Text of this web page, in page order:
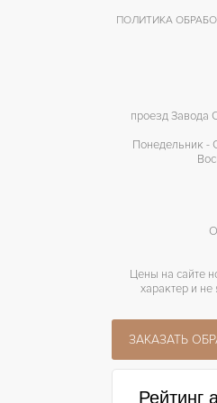
ПОЛИТИКА
проезд Завода
Понедельник -
Цены на сайте
характер и
ЗАКАЗАТЬ
Рейтинг